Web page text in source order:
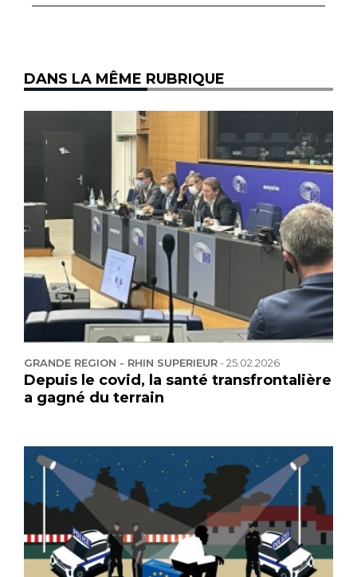
DANS LA MÊME RUBRIQUE
GRANDE REGION - RHIN SUPERIEUR-25.02.2026
Depuis le covid, la santé transfrontalière
a gagné du terrain